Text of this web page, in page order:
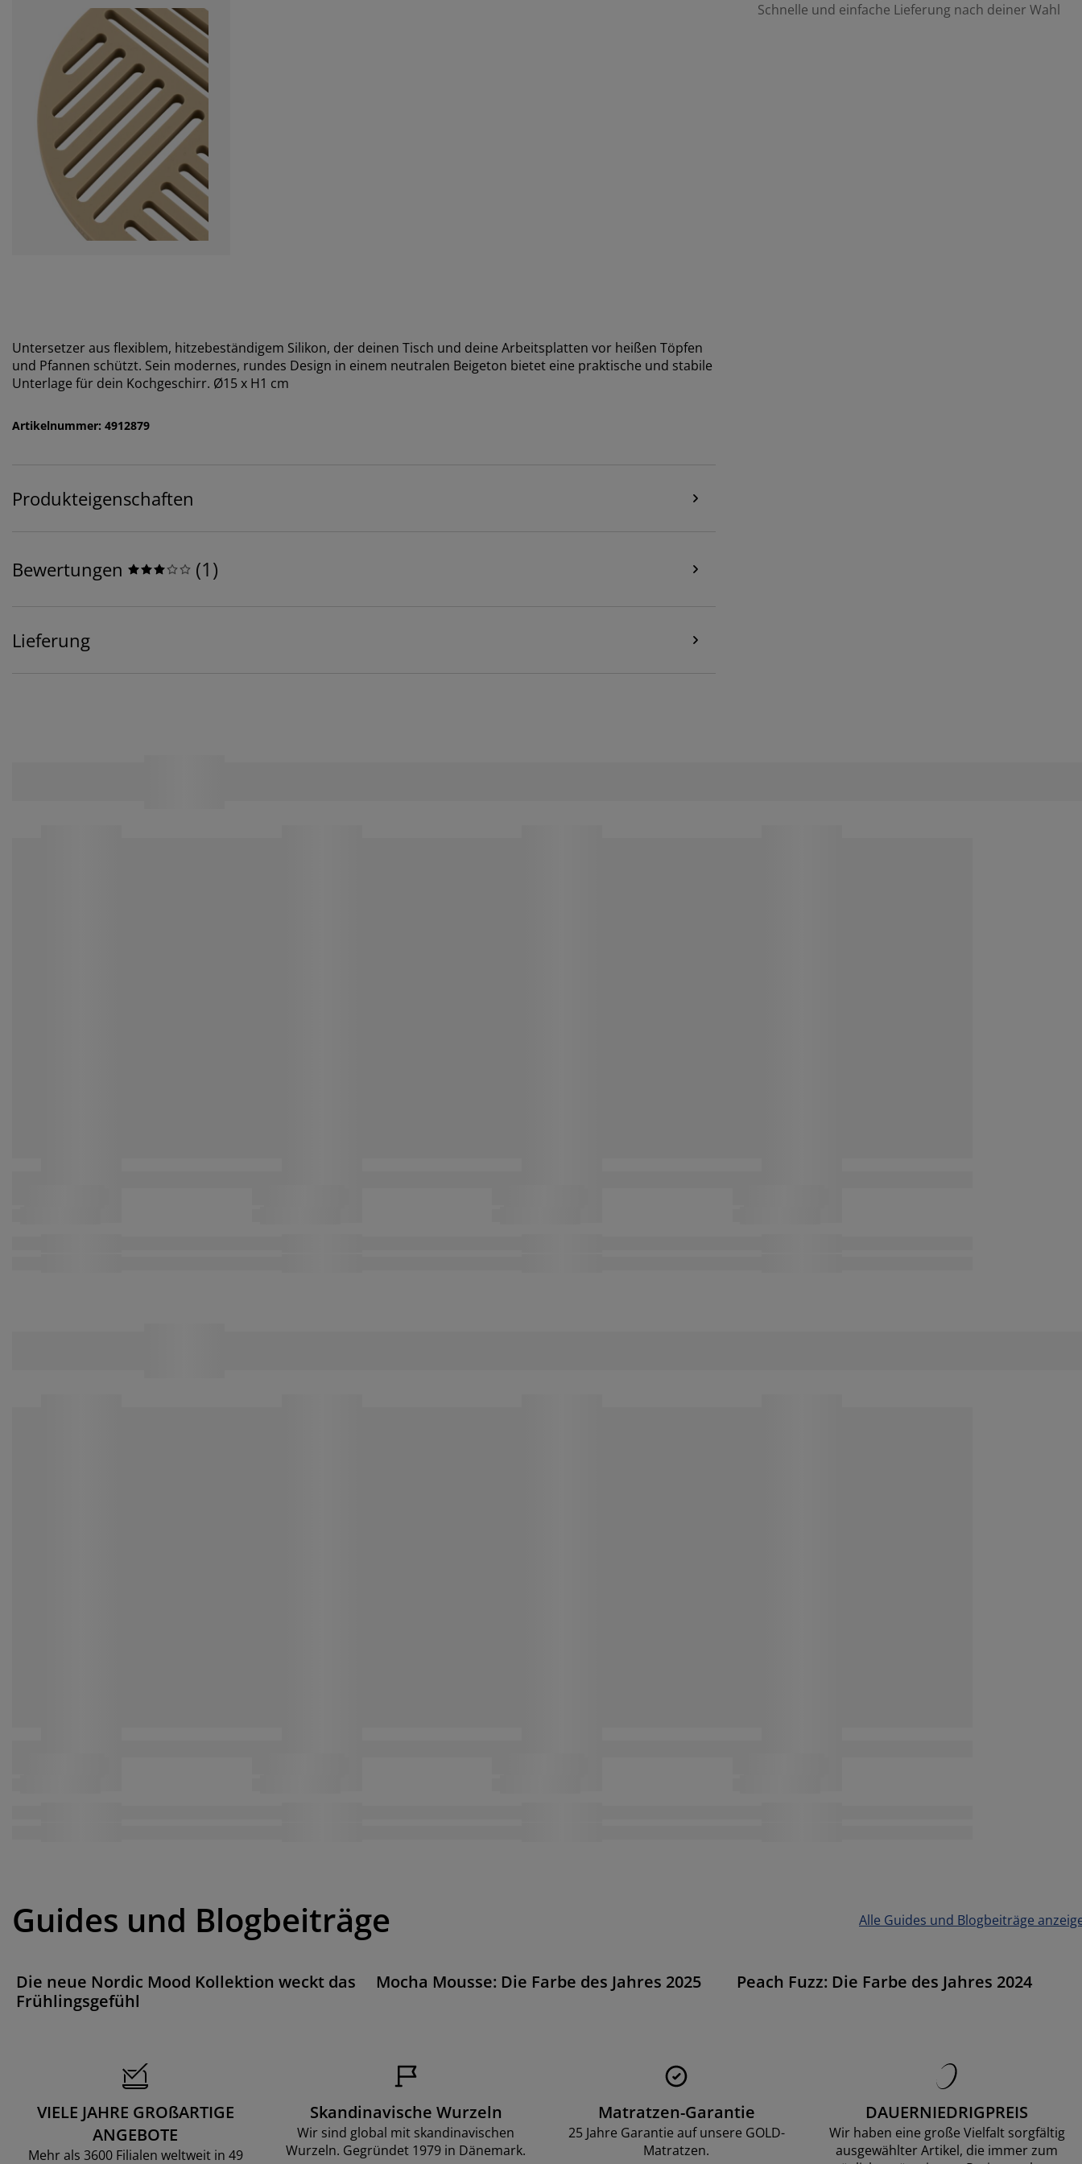
Schnelle und einfache Lieferung nach deiner Wahl
Untersetzer aus flexiblem, hitzebeständigem Silikon, der deinen Tisch und deine Arbeitsplatten vor heißen Töpfen
und Pfannen schützt. Sein modernes, rundes Design in einem neutralen Beigeton bietet eine praktische und stabile
Unterlage für dein Kochgeschirr. Ø15 x H1 cm
Artikelnummer: 4912879
Produkteigenschaften
Bewertungen (1)
Lieferung
Guides und Blogbeiträge Alle Guides und Blogbeiträge
Die neue Nordic Mood Kollektion weckt das
Frühlingsgefühl
Mocha Mousse: Die Farbe des Jahres 2025 Peach Fuzz: Die Farbe des Jahres 2024
VIELE JAHRE GROßARTIGE
ANGEBOTE
Mehr als 3600 Filialen weltweit in 49
Skandinavische Wurzeln
Wir sind global mit skandinavischen
Wurzeln. Gegründet 1979 in Dänemark.
Matratzen-Garantie
25 Jahre Garantie auf unsere GOLD-
Matratzen.
DAUERNIEDRIGPREIS
Wir haben eine große Vielfalt sorgfältig
ausgewählter Artikel, die immer zum